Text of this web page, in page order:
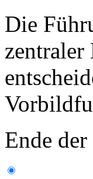
Die
zentraler
Ende